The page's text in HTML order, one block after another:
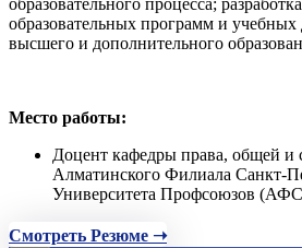
образовательных программ и
высшего и дополнительного
Место работы:
Доцент кафедры права, общей и
Алматинского Филиала Санкт-
Университета Профсоюзов
Смотреть Резюме ➝